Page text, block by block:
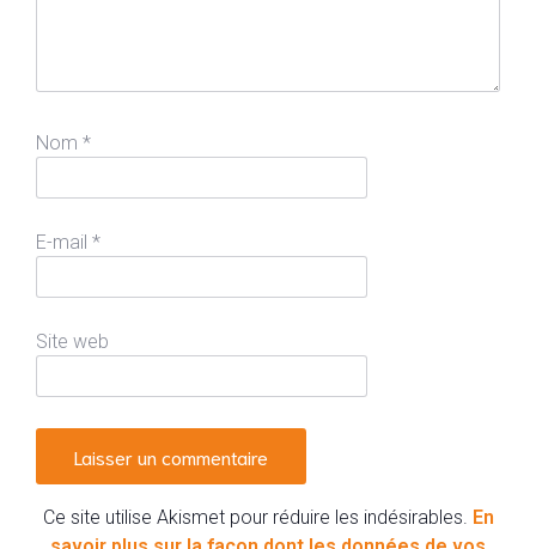
Nom *
E-mail *
Site web
Ce site utilise Akismet pour réduire les indésirables. En